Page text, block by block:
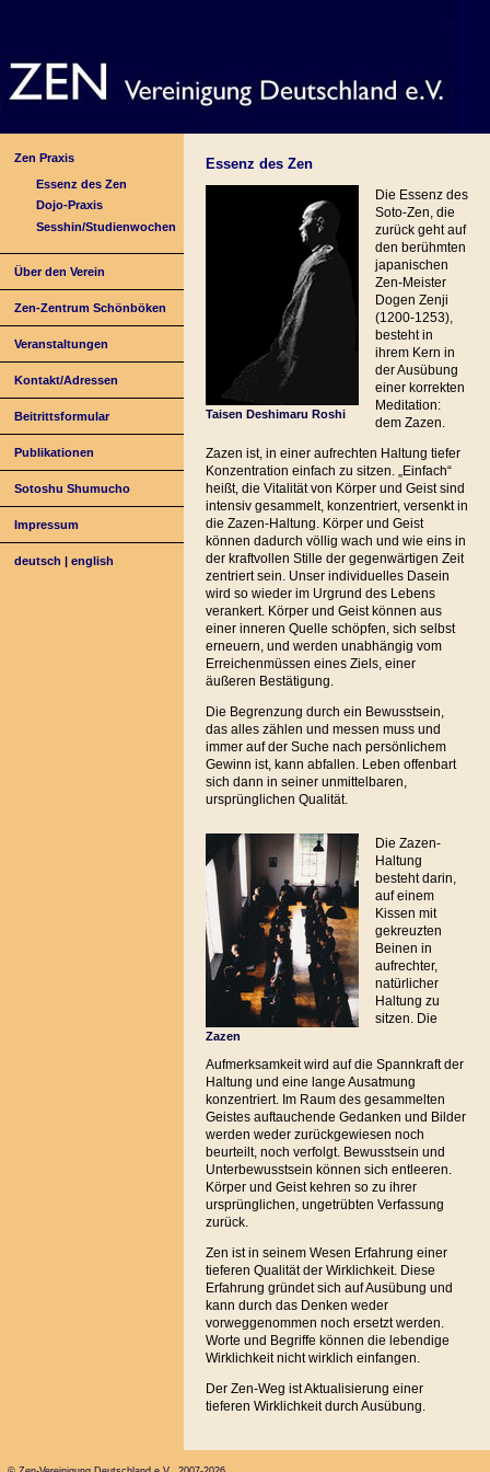
Zen Praxis
Essenz des Zen
Dojo-Praxis
Sesshin/Studienwochen
Über den Verein
Zen-Zentrum Schönböken
Veranstaltungen
Kontakt/Adressen
Beitrittsformular
Publikationen
Sotoshu Shumucho
Impressum
deutsch |english
Essenz des Zen
Taisen Deshimaru Roshi
Die Essenz des
Soto-Zen, die
zurück geht auf
den berühmten
japanischen
Zen-Meister
Dogen Zenji
(1200-1253),
besteht in
ihrem Kern in
der Ausübung
einer korrekten
Meditation:
dem Zazen.
Zazen ist, in einer aufrechten Haltung tiefer
Konzentration einfach zu sitzen. „Einfach“
heißt, die Vitalität von Körper und Geist sind
intensiv gesammelt, konzentriert, versenkt in
die Zazen-Haltung. Körper und Geist
können dadurch völlig wach und wie eins in
der kraftvollen Stille der gegenwärtigen Zeit
zentriert sein. Unser individuelles Dasein
wird so wieder im Urgrund des Lebens
verankert. Körper und Geist können aus
einer inneren Quelle schöpfen, sich selbst
erneuern, und werden unabhängig vom
Erreichenmüssen eines Ziels, einer
äußeren Bestätigung.
Die Begrenzung durch ein Bewusstsein,
das alles zählen und messen muss und
immer auf der Suche nach persönlichem
Gewinn ist, kann abfallen. Leben offenbart
sich dann in seiner unmittelbaren,
ursprünglichen Qualität.
Zazen
Die Zazen-
Haltung
besteht darin,
auf einem
Kissen mit
gekreuzten
Beinen in
aufrechter,
natürlicher
Haltung zu
sitzen. Die
Aufmerksamkeit wird auf die Spannkraft der
Haltung und eine lange Ausatmung
konzentriert. Im Raum des gesammelten
Geistes auftauchende Gedanken und Bilder
werden weder zurückgewiesen noch
beurteilt, noch verfolgt. Bewusstsein und
Unterbewusstsein können sich entleeren.
Körper und Geist kehren so zu ihrer
ursprünglichen, ungetrübten Verfassung
zurück.
Zen ist in seinem Wesen Erfahrung einer
tieferen Qualität der Wirklichkeit. Diese
Erfahrung gründet sich auf Ausübung und
kann durch das Denken weder
vorweggenommen noch ersetzt werden.
Worte und Begriffe können die lebendige
Wirklichkeit nicht wirklich einfangen.
Der Zen-Weg ist Aktualisierung einer
tieferen Wirklichkeit durch Ausübung.